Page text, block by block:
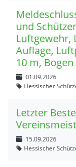
und
Luftgewehr,
Auflage,
10 m,
01.09.2026
Hessischer
Letzter
15.09.2026
Hessischer